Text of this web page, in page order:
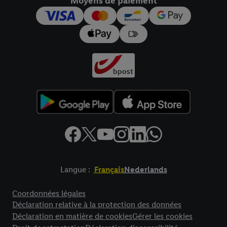
Langue : FrançaisNederlands
Coordonnées légales
Déclaration relative à la protection des données
Déclaration en matière de cookiesGérer les cookies
pour l’avenir dans notredéclaration relative à la protection des
données
Vous trouverez les impressions ici.